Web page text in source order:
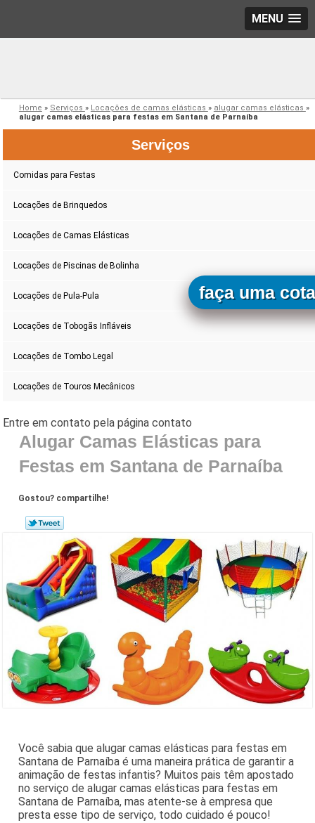
MENU
Home » Serviços » Locações de camas elásticas » alugar camas elásticas »
alugar camas elásticas para festas em Santana de Parnaíba
Serviços
Comidas para Festas
Locações de Brinquedos
Locações de Camas Elásticas
Locações de Piscinas de Bolinha
Locações de Pula-Pula
Locações de Tobogãs Infláveis
Locações de Tombo Legal
Locações de Touros Mecânicos
Alugar Camas Elásticas para
Festas em Santana de Parnaíba
Gostou? compartilhe!
Você sabia que alugar camas elásticas para festas em
Santana de Parnaíba é uma maneira prática de garantir a
animação de festas infantis? Muitos pais têm apostado
no serviço de alugar camas elásticas para festas em
Santana de Parnaíba, mas atente-se à empresa que
presta esse tipo de serviço, todo cuidado é pouco!
faça uma